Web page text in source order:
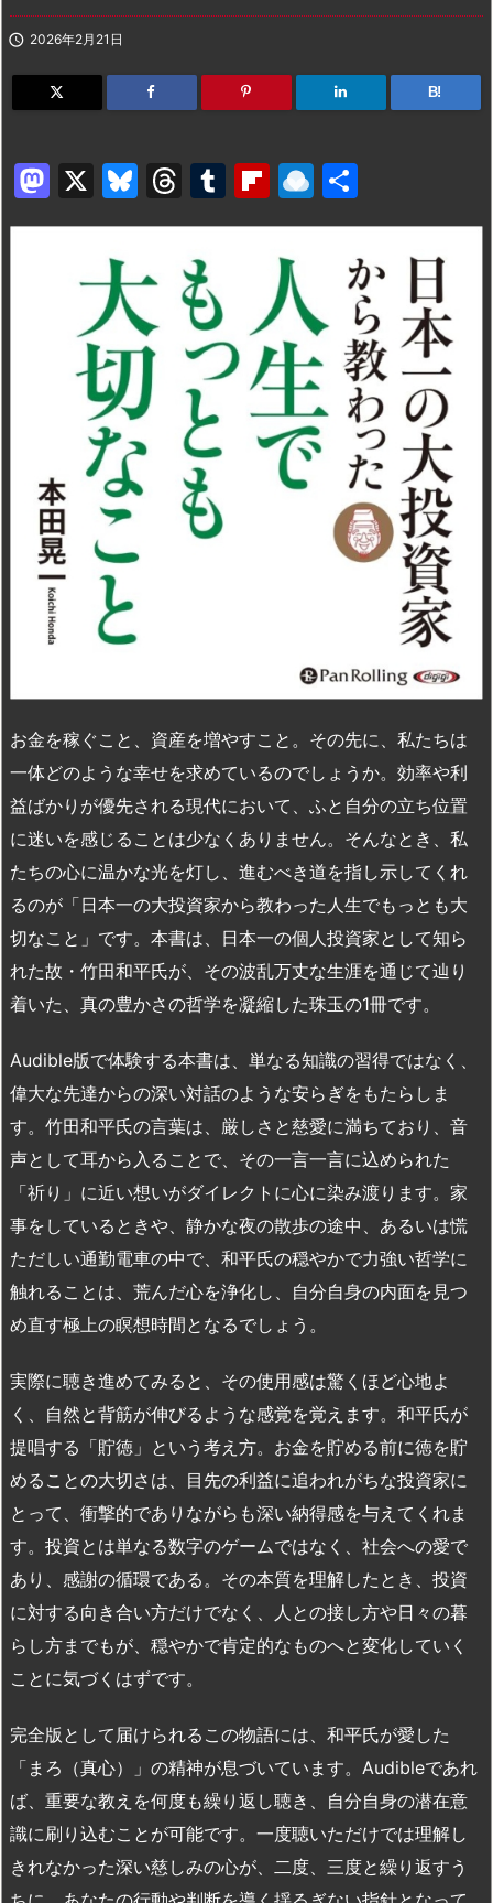
 2026年2月21日
B!
M
a
X
Bl
u
s
k
y
T
hr
e
a
d
s
T
u
Fl
ip
b
o
ar
d
R
ai
dr
o
p.
io
有
お金を稼ぐこと、資産を増やすこと。その先に、私たちは
一体どのような幸せを求めているのでしょうか。効率や利
益ばかりが優先される現代において、ふと自分の立ち位置
に迷いを感じることは少なくありません。そんなとき、私
たちの心に温かな光を灯し、進むべき道を指し示してくれ
るのが「日本一の大投資家から教わった人生でもっとも大
切なこと」です。本書は、日本一の個人投資家として知ら
れた故・竹田和平氏が、その波乱万丈な生涯を通じて辿り
着いた、真の豊かさの哲学を凝縮した珠玉の1冊です。
Audible版で体験する本書は、単なる知識の習得ではなく、
偉大な先達からの深い対話のような安らぎをもたらしま
す。竹田和平氏の言葉は、厳しさと慈愛に満ちており、音
声として耳から入ることで、その一言一言に込められた
「祈り」に近い想いがダイレクトに心に染み渡ります。家
事をしているときや、静かな夜の散歩の途中、あるいは慌
ただしい通勤電車の中で、和平氏の穏やかで力強い哲学に
触れることは、荒んだ心を浄化し、自分自身の内面を見つ
め直す極上の瞑想時間となるでしょう。
実際に聴き進めてみると、その使用感は驚くほど心地よ
く、自然と背筋が伸びるような感覚を覚えます。和平氏が
提唱する「貯徳」という考え方。お金を貯める前に徳を貯
めることの大切さは、目先の利益に追われがちな投資家に
とって、衝撃的でありながらも深い納得感を与えてくれま
す。投資とは単なる数字のゲームではなく、社会への愛で
あり、感謝の循環である。その本質を理解したとき、投資
に対する向き合い方だけでなく、人との接し方や日々の暮
らし方までもが、穏やかで肯定的なものへと変化していく
ことに気づくはずです。
完全版として届けられるこの物語には、和平氏が愛した
「まろ（真心）」の精神が息づいています。Audibleであれ
ば、重要な教えを何度も繰り返し聴き、自分自身の潜在意
識に刷り込むことが可能です。一度聴いただけでは理解し
きれなかった深い慈しみの心が、二度、三度と繰り返すう